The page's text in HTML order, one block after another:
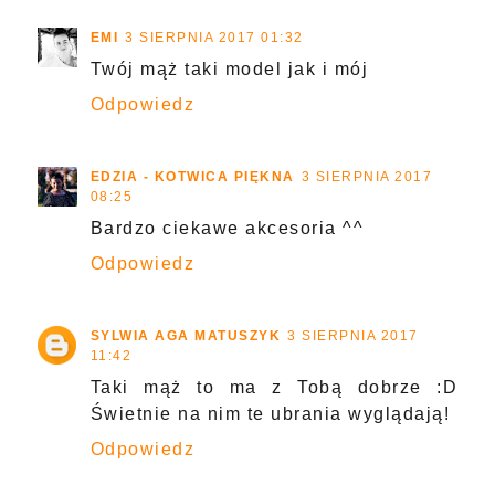
EMI 3 SIERPNIA 2017 01:32
Twój mąż taki model jak i mój
Odpowiedz
EDZIA - KOTWICA PIĘKNA
3 SIERPNIA 2017
08:25
Bardzo ciekawe akcesoria ^^
Odpowiedz
SYLWIA AGA MATUSZYK 3 SIERPNIA 2017
11:42
Taki mąż to ma z Tobą dobrze :D
Świetnie na nim te ubrania wyglądają!
Odpowiedz